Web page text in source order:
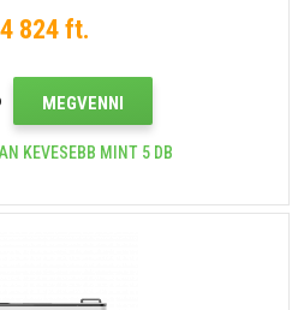
824 ft.
MEGVENNI
KEVESEBB MINT 5 DB